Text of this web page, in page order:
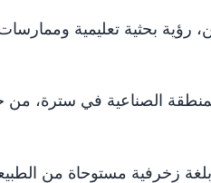
رؤية بحثية تعليمية
الصناعية في سترة، من
زخرفية مستوحاة من